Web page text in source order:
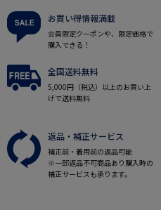
お買い得情報満載
会員限定クーポンや、限定価格で
購入できる！
全国送料無料
5,000円（税込）以上のお買い上
げで送料無料
返品・補正サービス
補正前・着用前の返品可能
※一部返品不可商品あり購入時の
補正サービスも承ります。